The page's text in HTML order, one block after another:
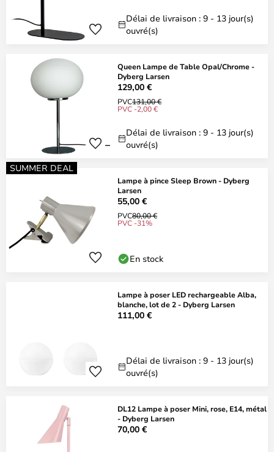
Délai de livraison : 9 - 13 jour(s)
ouvré(s)
Queen Lampe de Table Opal/Chrome -
Dyberg Larsen
129,00 €
PVC131,00 €
PVC -2,00 €
Délai de livraison : 9 - 13 jour(s)
ouvré(s)
SUMMER DEAL
Lampe à pince Sleep Brown - Dyberg
Larsen
55,00 €
PVC80,00 €
PVC -31%
En stock
Lampe à poser LED rechargeable Alba,
blanche, lot de 2 - Dyberg Larsen
111,00 €
Délai de livraison : 9 - 13 jour(s)
ouvré(s)
DL12 Lampe à poser Mini, rose, E14, métal
- Dyberg Larsen
70,00 €